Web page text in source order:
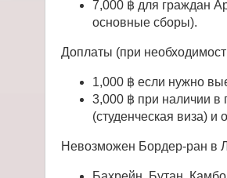
7,000 ฿ для граждан
основные сборы).
Доплаты (при
1,000 ฿ если нужно
3,000 ฿ при наличии в
(студенческая виза) и
Невозможен Бордер-ран в